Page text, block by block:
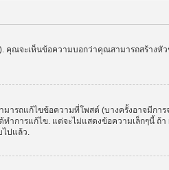
ณจะเห็นข้อความบอกว่าคุณสามารถสร้างหั
รถแก้ไขข้อความที่โพสต์ (บางครั้งอาจมีกา
รแก้ไข. แต่จะไม่แสดงข้อความเล็กๆนี้ ถ้า
ไปแล้ว.